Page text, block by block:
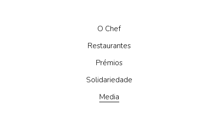
O Chef
Restaurantes
Prémios
Solidariedade
Media